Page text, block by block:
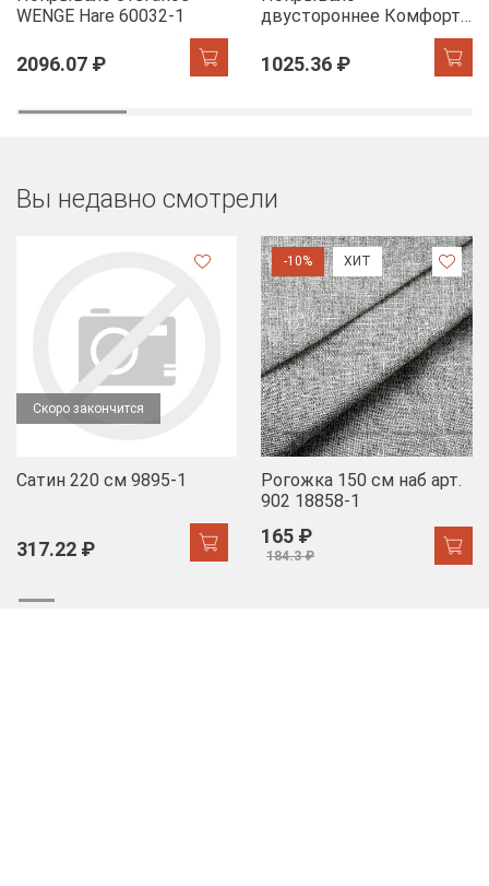
WENGE Hare 60032-1
2096.07 ₽
двустороннее Комфорт
1025.36 ₽
Вы недавно смотрели
Скоро закончится
Сатин 220 см 9895-1
317.22 ₽
-10% ХИТ
Рогожка 150 см наб арт.
902 18858-1
165 ₽
184.3 ₽